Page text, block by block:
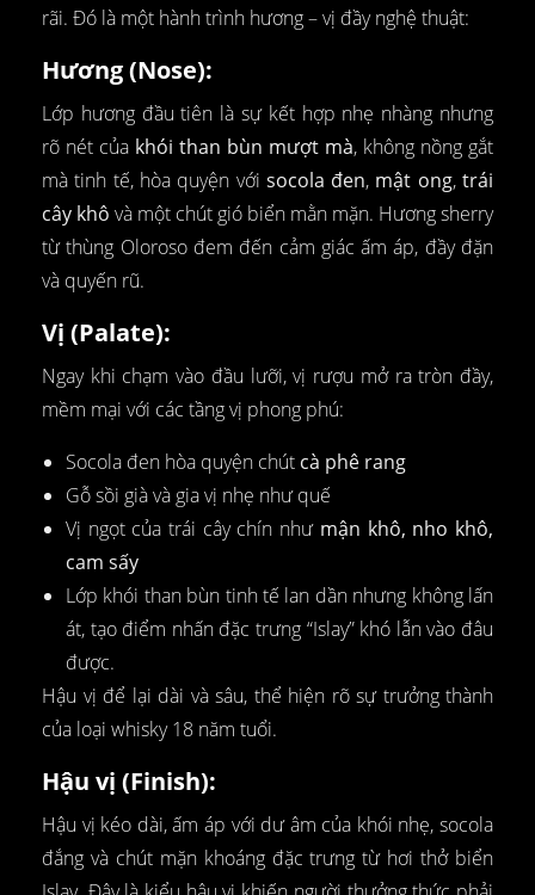
rãi. Đó là một hành trình hương – vị đầy nghệ thuật:
Hương (Nose):
Lớp hương đầu tiên là sự kết hợp nhẹ nhàng nhưng
rõ nét của khói than bùn mượt mà, không nồng gắt
mà tinh tế, hòa quyện với socola đen, mật ong,trái
cây khô và một chút gió biển mằn mặn. Hương sherry
từ thùng Oloroso đem đến cảm giác ấm áp, đầy đặn
và quyến rũ.
Vị (Palate):
Ngay khi chạm vào đầu lưỡi, vị rượu mở ra tròn đầy,
mềm mại với các tầng vị phong phú:
Socola đen hòa quyện chút cà phê rang
Gỗ sồi già và gia vị nhẹ như quế
Vị ngọt của trái cây chín như mận khô, nho khô,
cam sấy
Lớp khói than bùn tinh tế lan dần nhưng không lấn
át, tạo điểm nhấn đặc trưng “Islay” khó lẫn vào đâu
được.
Hậu vị để lại dài và sâu, thể hiện rõ sự trưởng thành
của loại whisky 18 năm tuổi.
Hậu vị (Finish):
Hậu vị kéo dài, ấm áp với dư âm của khói nhẹ, socola
đắng và chút mặn khoáng đặc trưng từ hơi thở biển